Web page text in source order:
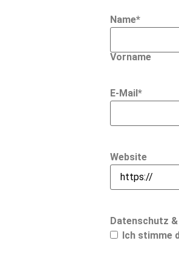
Name*
Vorname
E-Mail *
Website
Datenschutz
Ich stimme